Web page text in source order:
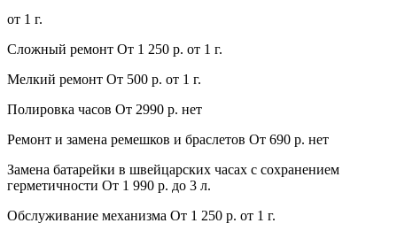
от 1 г.
Сложный ремонт От 1 250 р. от 1 г.
Мелкий ремонт От 500 р. от 1 г.
Полировка часов От 2990 р. нет
Ремонт и замена ремешков и браслетов От 690 р. нет
Замена батарейки в швейцарских часах с сохранением
герметичности От 1 990 р. до 3 л.
Обслуживание механизма От 1 250 р. от 1 г.